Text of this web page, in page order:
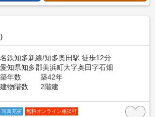
名鉄知多新線/知多奥田駅 徒歩12分
愛知県知多郡美浜町大字奥田字石畑
築年数
築42年
建物階数
2階建
写真充実
無料オンライン相談可